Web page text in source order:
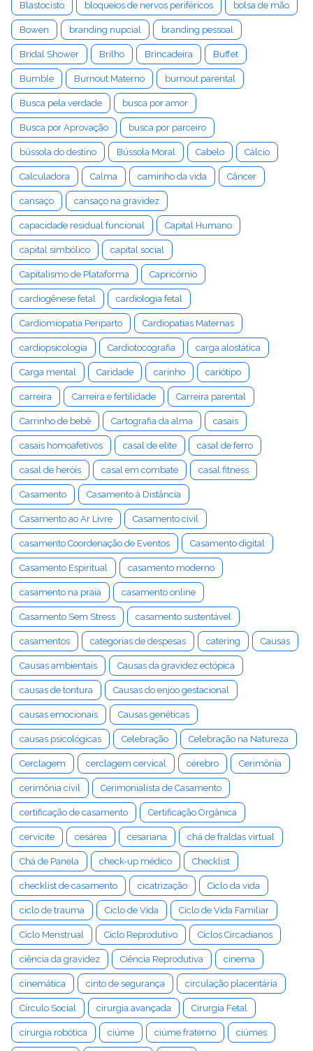
Blastocisto bloqueios de nervos periféricos bolsa de mão
Bowen branding nupcial branding pessoal
Bridal Shower Brilho Brincadeira Buffet
Bumble Burnout Materno burnout parental
Busca pela verdade busca por amor
Busca por Aprovação busca por parceiro
bússola do destino Bússola Moral Cabelo Cálcio
Calculadora Calma caminho da vida Câncer
cansaço cansaço na gravidez
capacidade residual funcional Capital Humano
capital simbólico capital social
Capitalismo de Plataforma Capricórnio
cardiogênese fetal cardiologia fetal
Cardiomiopatia Periparto Cardiopatias Maternas
cardiopsicologia Cardiotocografia carga alostática
Carga mental Caridade carinho cariótipo
carreira Carreira e fertilidade Carreira parental
Carrinho de bebê Cartografia da alma casais
casais homoafetivos casal de elite casal de ferro
casal de heróis casal em combate casal fitness
Casamento Casamento à Distância
Casamento ao Ar Livre Casamento civil
casamento Coordenação de Eventos Casamento digital
Casamento Espiritual casamento moderno
casamento na praia casamento online
Casamento Sem Stress casamento sustentável
casamentos categorias de despesas catering Causas
Causas ambientais Causas da gravidez ectópica
causas de tontura Causas do enjoo gestacional
causas emocionais Causas genéticas
causas psicológicas Celebração Celebração na Natureza
Cerclagem cerclagem cervical cérebro Cerimônia
cerimônia civil Cerimonialista de Casamento
certificação de casamento Certificação Orgânica
cervicite cesárea cesariana chá de fraldas virtual
Chá de Panela check-up médico Checklist
checklist de casamento cicatrização Ciclo da vida
ciclo de trauma Ciclo de Vida Ciclo de Vida Familiar
Ciclo Menstrual Ciclo Reprodutivo Ciclos Circadianos
ciência da gravidez Ciência Reprodutiva cinema
cinemática cinto de segurança circulação placentária
Círculo Social cirurgia avançada Cirurgia Fetal
cirurgia robótica ciúme ciúme fraterno ciúmes